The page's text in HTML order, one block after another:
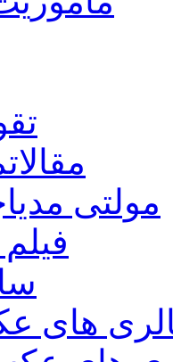
مقالات
مولتی مدیا
های